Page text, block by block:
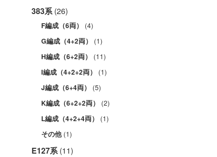
383系(26)
F編成（6両） (4)
G編成（4+2両） (1)
H編成（6+2両） (11)
I編成（4+2+2両） (1)
J編成（6+4両） (5)
K編成（6+2+2両） (2)
L編成（4+2+4両） (1)
その他(1)
E127系(11)